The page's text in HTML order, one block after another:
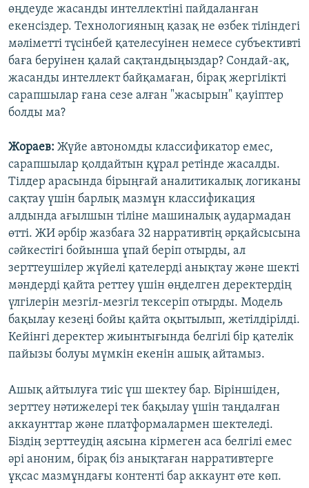
өңдеуде жасанды интеллектіні пайдаланған
екенсіздер. Технологияның қазақ не өзбек тіліндегі
мәліметті түсінбей қателесуінен немесе субъективті
баға беруінен қалай сақтандыңыздар? Сондай-ақ,
жасанды интеллект байқамаған, бірақ жергілікті
сарапшылар ғана сезе алған "жасырын" қауіптер
болды ма?
Жораев: Жүйе автономды классификатор емес,
сарапшылар қолдайтын құрал ретінде жасалды.
Тілдер арасында бірыңғай аналитикалық логиканы
сақтау үшін барлық мазмұн классификация
алдында ағылшын тіліне машиналық аудармадан
өтті. ЖИ әрбір жазбаға 32 нарративтің әрқайсысына
сәйкестігі бойынша ұпай беріп отырды, ал
зерттеушілер жүйелі қателерді анықтау және шекті
мәндерді қайта реттеу үшін өңделген деректердің
үлгілерін мезгіл-мезгіл тексеріп отырды. Модель
бақылау кезеңі бойы қайта оқытылып, жетілдірілді.
Кейінгі деректер жиынтығында белгілі бір қателік
пайызы болуы мүмкін екенін ашық айтамыз.
Ашық айтылуға тиіс үш шектеу бар. Біріншіден,
зерттеу нәтижелері тек бақылау үшін таңдалған
аккаунттар және платформалармен шектеледі.
Біздің зерттеудің аясына кірмеген аса белгілі емес
әрі аноним, бірақ біз анықтаған нарративтерге
ұқсас мазмұндағы контенті бар аккаунт өте көп.